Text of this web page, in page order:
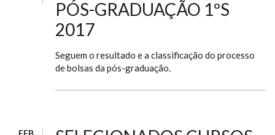
PÓS-GRADUAÇÃO 1ºS
2017
Seguem o resultado e a classificação do processo
de bolsas da pós-graduação.
FEB